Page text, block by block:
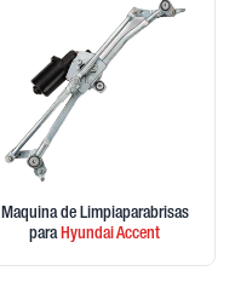
Maquina de Limpiaparabrisas
paraHyundaiAccent